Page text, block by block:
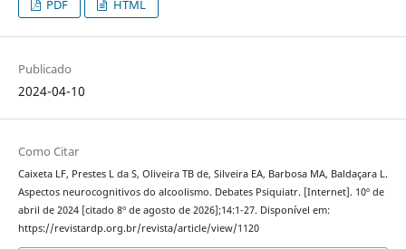
PDF HTML
Publicado
2024-04-10
Como Citar
Caixeta LF, Prestes L da S, Oliveira TB de, Silveira EA, Barbosa MA, Baldaçara L.
Aspectos neurocognitivos do alcoolismo. Debates Psiquiatr. [Internet]. 10º de
abril de 2024 [citado 8º de agosto de 2026];14:1-27. Disponível em:
https://revistardp.org.br/revista/article/view/1120